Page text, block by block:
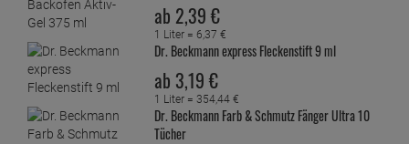
ab 2,39 €
1 Liter = 6,37 €
Dr. Beckmann express Fleckenstift 9 ml
ab 3,19 €
1 Liter = 354,44 €
Dr. Beckmann Farb & Schmutz Fänger Ultra 10
Tücher